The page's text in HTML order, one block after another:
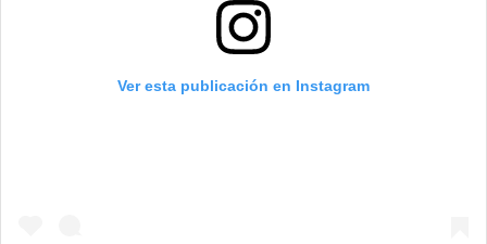
Ver esta publicación en Instagram